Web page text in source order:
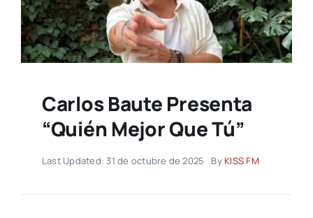
Carlos Baute Presenta
“Quién Mejor Que Tú”
Last Updated: 31 de octubre de 2025 By KISS FM